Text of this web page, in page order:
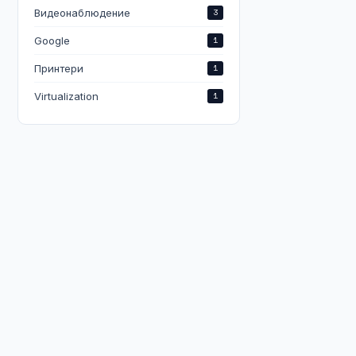
Видеонаблюдение 3
Google 1
Принтери 1
Virtualization 1